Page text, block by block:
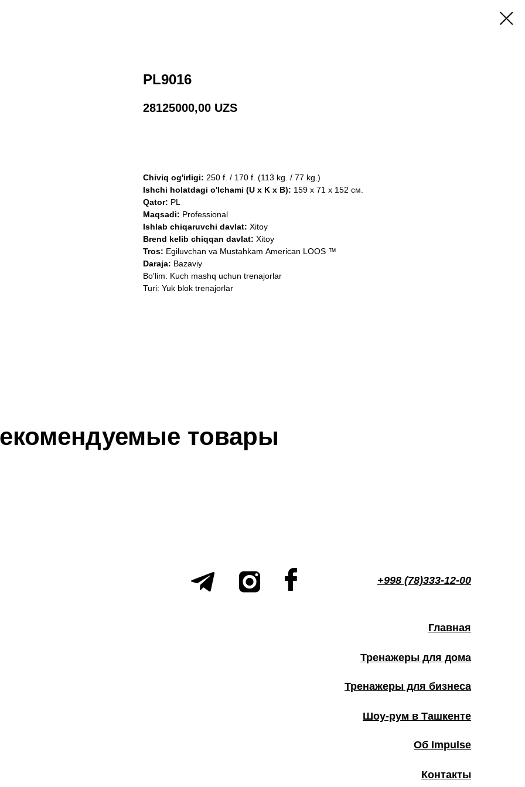
PL9016
28125000,00 UZS
Chiviq og'irligi: 250 f. / 170 f. (113 kg. / 77 kg.)
Ishchi holatdagi o'lchami (U x K x B): 159 x 71 x 152 см.
Qator: PL
Maqsadi: Professional
Ishlab chiqaruvchi davlat: Xitoy
Brend kelib chiqqan davlat: Xitoy
Tros: Egiluvchan va Mustahkam American LOOS ™
Daraja: Bazaviy
Bo'lim: Kuch mashq uchun trenajorlar
Turi: Yuk blok trenajorlar
товары
+998 (78)333-12-00
Главная
Тренажеры для дома
Тренажеры для бизнеса
Шоу-рум в Ташкенте
Об Impulse
Контакты